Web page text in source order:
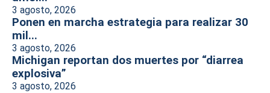
3 agosto, 2026
Ponen en marcha estrategia para realizar 30
mil...
3 agosto, 2026
Michigan reportan dos muertes por “diarrea
explosiva”
3 agosto, 2026